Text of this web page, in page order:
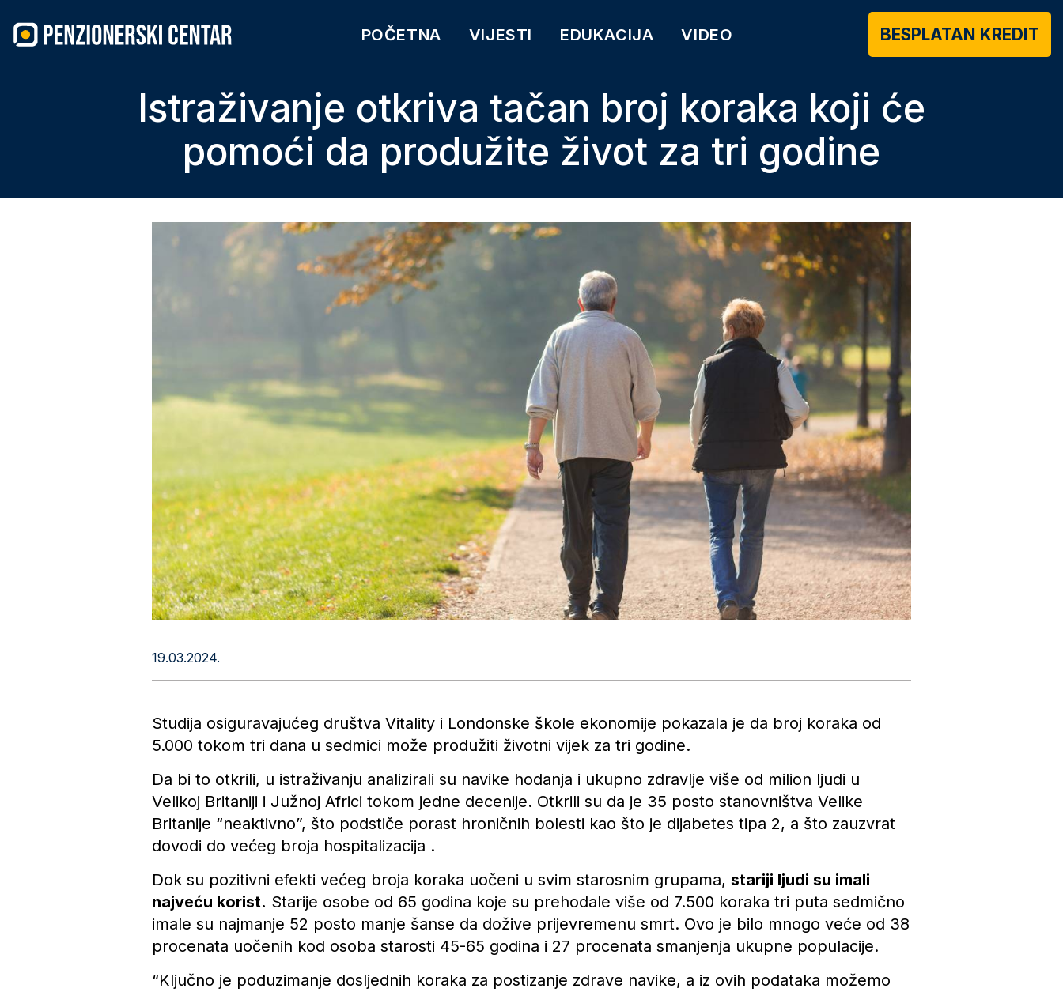
content
POČETNA VIJESTI EDUKACIJA VIDEO BESPLATAN KREDIT
Istraživanje otkriva tačan broj koraka koji će
pomoći da produžite život za tri godine
19.03.2024.
Studija osiguravajućeg društva Vitality i Londonske škole ekonomije pokazala je da broj koraka od
5.000 tokom tri dana u sedmici može produžiti životni vijek za tri godine.
Da bi to otkrili, u istraživanju analizirali su navike hodanja i ukupno zdravlje više od milion ljudi u
Velikoj Britaniji i Južnoj Africi tokom jedne decenije. Otkrili su da je 35 posto stanovništva Velike
Britanije “neaktivno”, što podstiče porast hroničnih bolesti kao što je dijabetes tipa 2, a što zauzvrat
dovodi do većeg broja hospitalizacija .
Dok su pozitivni efekti većeg broja koraka uočeni u svim starosnim grupama, stariji ljudi su imali
najveću korist. Starije osobe od 65 godina koje su prehodale više od 7.500 koraka tri puta sedmično
imale su najmanje 52 posto manje šanse da dožive prijevremenu smrt. Ovo je bilo mnogo veće od 38
procenata uočenih kod osoba starosti 45-65 godina i 27 procenata smanjenja ukupne populacije.
“Ključno je poduzimanje dosljednih koraka za postizanje zdrave navike, a iz ovih podataka možemo